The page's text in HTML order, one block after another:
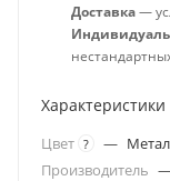
Доставка—
Характеристики
Цвет ? —
Производитель